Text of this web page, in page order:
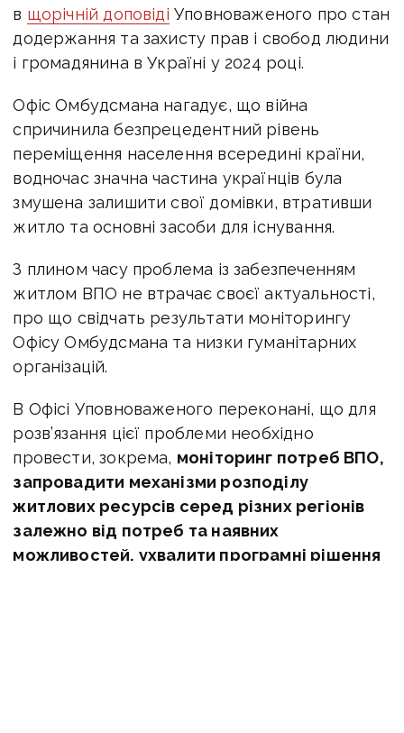
в щорічній доповіді Уповноваженого про стан
додержання та захисту прав і свобод людини
і громадянина в Україні у 2024 році.
Офіс Омбудсмана нагадує, що війна
спричинила безпрецедентний рівень
переміщення населення всередині країни,
водночас значна частина українців була
змушена залишити свої домівки, втративши
житло та основні засоби для існування.
З плином часу проблема іззабезпеченням
житлом ВПО не втрачає своєї актуальності,
про що свідчать результати моніторингу
Офісу Омбудсмана та низки гуманітарних
організацій.
В Офісі Уповноваженого переконані, що для
розв’язання цієї проблеми необхідно
провести, зокрема, моніторинг потреб ВПО,
запровадити механізми розподілу
житлових ресурсів серед різних регіонів
залежно від потреб та наявних
можливостей, ухвалити програмні рішення